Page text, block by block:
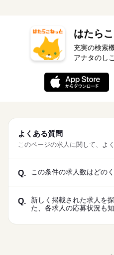
はたら
充実の検索
アナタのし
よくある質問
このページの求人に関して、よ
Q. この条件の求人数はどの
Q.
新しく掲載された求人を
た、各求人の応募状況も